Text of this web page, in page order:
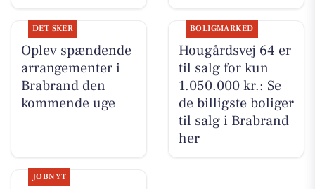
DET SKER
Oplev spændende
arrangementer i
Brabrand den
kommende uge
BOLIGMARKED
Hougårdsvej 64 er
til salg for kun
1.050.000 kr.: Se
de billigste boliger
til salg i Brabrand
her
JOBNYT